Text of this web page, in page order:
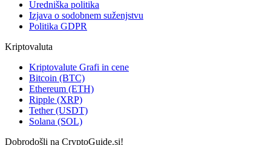
Uredniška politika
Izjava o sodobnem suženjstvu
Politika GDPR
Kriptovaluta
Kriptovalute Grafi in cene
Bitcoin (BTC)
Ethereum (ETH)
Ripple (XRP)
Tether (USDT)
Solana (SOL)
Dobrodošli na CryptoGuide.si!